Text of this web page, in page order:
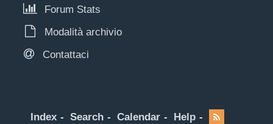
Forum Stats
Modalità archivio
Contattaci
Index Search Calendar Help